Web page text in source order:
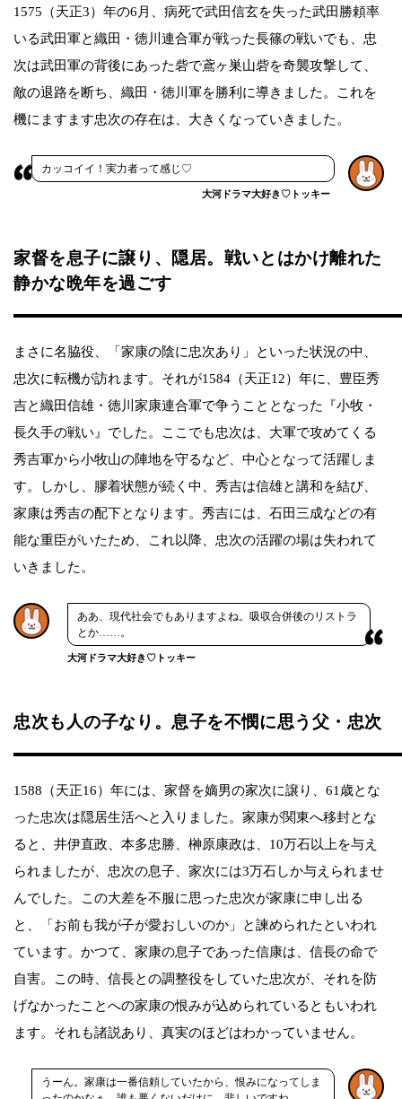
1575（天正3）年の6月、病死で武田信玄を失った武田勝頼率
いる武田軍と織田・徳川連合軍が戦った長篠の戦いでも、忠
次は武田軍の背後にあった砦で鳶ヶ巣山砦を奇襲攻撃して、
敵の退路を断ち、織田・徳川軍を勝利に導きました。これを
機にますます忠次の存在は、大きくなっていきました。
カッコイイ！実力者って感じ♡
大河ドラマ大好き♡トッキー
家督を息子に譲り、隠居。戦いとはかけ離れた
静かな晩年を過ごす
まさに名脇役、「家康の陰に忠次あり」といった状況の中、
忠次に転機が訪れます。それが1584（天正12）年に、豊臣秀
吉と織田信雄・徳川家康連合軍で争うこととなった『小牧・
長久手の戦い』でした。ここでも忠次は、大軍で攻めてくる
秀吉軍から小牧山の陣地を守るなど、中心となって活躍しま
す。しかし、膠着状態が続く中、秀吉は信雄と講和を結び、
家康は秀吉の配下となります。秀吉には、石田三成などの有
能な重臣がいたため、これ以降、忠次の活躍の場は失われて
いきました。
ああ、現代社会でもありますよね。吸収合併後のリストラ
とか……。
大河ドラマ大好き♡トッキー
忠次も人の子なり。息子を不憫に思う父・忠次
1588（天正16）年には、家督を嫡男の家次に譲り、61歳とな
った忠次は隠居生活へと入りました。家康が関東へ移封とな
ると、井伊直政、本多忠勝、榊原康政は、10万石以上を与え
られましたが、忠次の息子、家次には3万石しか与えられませ
んでした。この大差を不服に思った忠次が家康に申し出る
と、「お前も我が子が愛おしいのか」と諫められたといわれ
ています。かつて、家康の息子であった信康は、信長の命で
自害。この時、信長との調整役をしていた忠次が、それを防
げなかったことへの家康の恨みが込められているともいわれ
ます。それも諸説あり、真実のほどはわかっていません。
うーん。家康は一番信頼していたから、恨みになってしま